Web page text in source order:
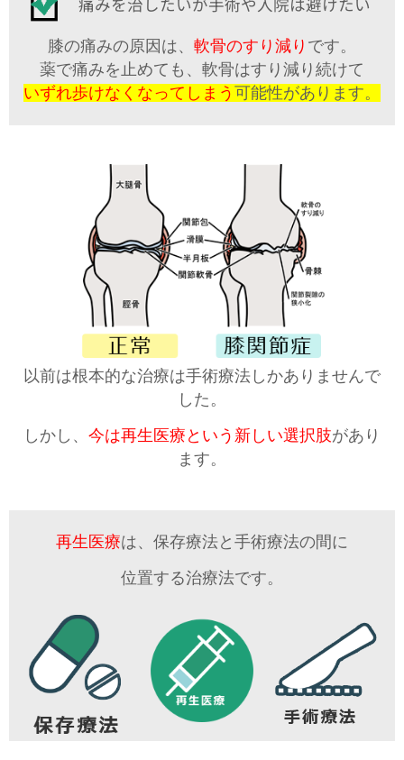
膝の痛みの原因は、 軟骨のすり減り です。
薬で痛みを止めても、軟骨はすり減り続けて
いずれ歩けなくなってしまう 可能性があります。
以前は根本的な治療は手術療法しかありませんで
した。
しかし、 今は再生医療という新しい選択肢があり
ます。
再生医療は、保存療法と手術療法の間に
位置する治療法です。